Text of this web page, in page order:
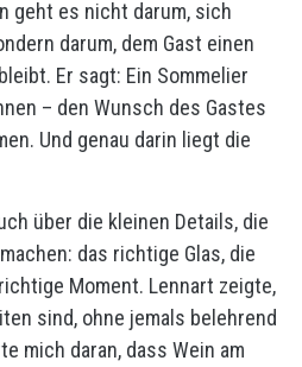
geht es nicht darum, sich
darum, dem Gast einen
Er sagt: Ein Sommelier
– den Wunsch des Gastes
Und genau darin liegt die
über die kleinen Details, die
das richtige Glas, die
Moment. Lennart zeigte,
sind, ohne jemals belehrend
mich daran, dass Wein am